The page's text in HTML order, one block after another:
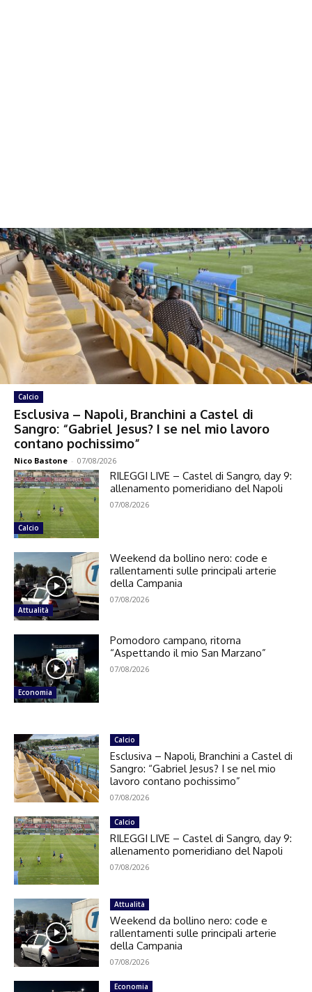
Calcio
Esclusiva – Napoli, Branchini a Castel di
Sangro: “Gabriel Jesus? I se nel mio lavoro
contano pochissimo”
Nico Bastone - 07/08/2026
Calcio
RILEGGI LIVE – Castel di Sangro, day 9:
allenamento pomeridiano del Napoli
07/08/2026
Attualità
Weekend da bollino nero: code e
rallentamenti sulle principali arterie
della Campania
07/08/2026
Economia
Pomodoro campano, ritorna
“Aspettando il mio San Marzano”
07/08/2026
Calcio
Esclusiva – Napoli, Branchini a Castel di
Sangro: “Gabriel Jesus? I se nel mio
lavoro contano pochissimo”
07/08/2026
Calcio
RILEGGI LIVE – Castel di Sangro, day 9:
allenamento pomeridiano del Napoli
07/08/2026
Attualità
Weekend da bollino nero: code e
rallentamenti sulle principali arterie
della Campania
07/08/2026
Economia